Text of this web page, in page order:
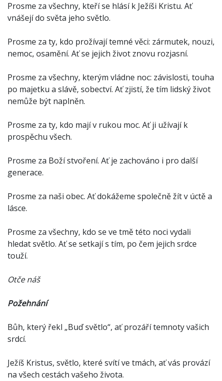
Prosme za všechny, kteří se hlásí k Ježíši Kristu. Ať
vnášejí do světa jeho světlo.
Prosme za ty, kdo prožívají temné věci: zármutek, nouzi,
nemoc, osamění. Ať se jejich život znovu rozjasní.
Prosme za všechny, kterým vládne noc: závislosti, touha
po majetku a slávě, sobectví. Ať zjistí, že tím lidský život
nemůže být naplněn.
Prosme za ty, kdo mají v rukou moc. Ať ji užívají k
prospěchu všech.
Prosme za Boží stvoření. Ať je zachováno i pro další
generace.
Prosme za naši obec. Ať dokážeme společně žít v úctě a
lásce.
Prosme za všechny, kdo se ve tmě této noci vydali
hledat světlo. Ať se setkají s tím, po čem jejich srdce
touží.
Otče náš
Požehnání
Bůh, který řekl „Buď světlo“, ať prozáří temnoty vašich
srdcí.
Ježíš Kristus, světlo, které svítí ve tmách, ať vás provází
na všech cestách vašeho života.